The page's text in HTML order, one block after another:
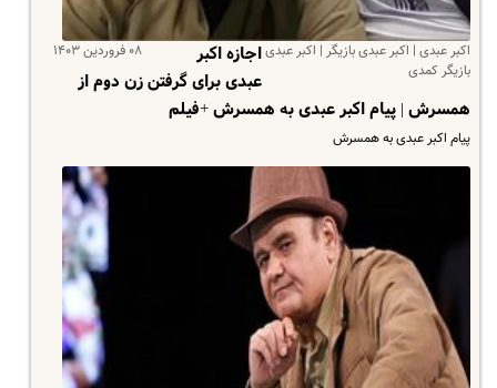
اکبر عبدی | اکبر عبدی بازیگر | اکبر عبدی
بازیگر کمدی
۰۸ فروردین ۱۴۰۳
اجازه اکبر
عبدی برای گرفتن زن دوم از
همسرش | پیام اکبر عبدی به همسرش +فیلم
پیام اکبر عبدی به همسرش